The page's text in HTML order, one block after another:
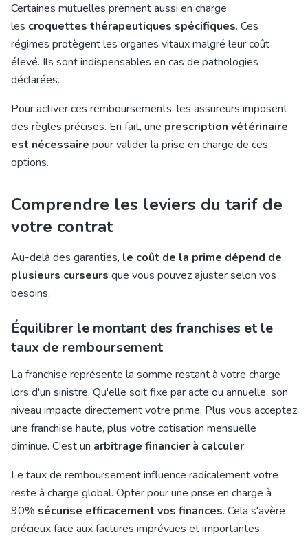
Certaines mutuelles prennent aussi en charge
les croquettes thérapeutiques spécifiques. Ces
régimes protègent les organes vitaux malgré leur coût
élevé. Ils sont indispensables en cas de pathologies
déclarées.
Pour activer ces remboursements, les assureurs imposent
des règles précises. En fait, une prescription vétérinaire
est nécessaire pour valider la prise en charge de ces
options.
Comprendre les leviers du tarif de
votre contrat
Au-delà des garanties, le coût de la prime dépend de
plusieurs curseurs que vous pouvez ajuster selon vos
besoins.
Équilibrer le montant des franchises et le
taux de remboursement
La franchise représente la somme restant à votre charge
lors d'un sinistre. Qu'elle soit fixe par acte ou annuelle, son
niveau impacte directement votre prime. Plus vous acceptez
une franchise haute, plus votre cotisation mensuelle
diminue. C'est un arbitrage financier à calculer.
Le taux de remboursement influence radicalement votre
reste à charge global. Opter pour une prise en charge à
90% sécurise efficacement vos finances. Cela s'avère
précieux face aux factures imprévues et importantes.